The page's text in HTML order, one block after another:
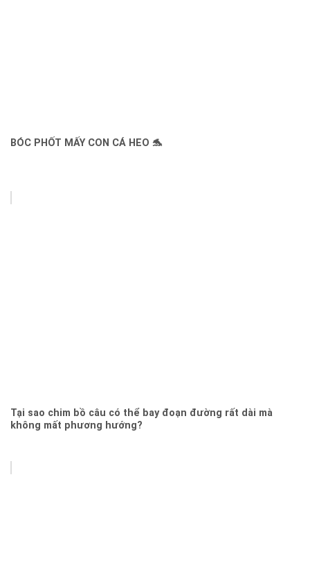
BÓC PHỐT MẤY CON CÁ HEO 🐬
Tại sao chim bồ câu có thể bay đoạn đường rất dài mà
không mất phương hướng?